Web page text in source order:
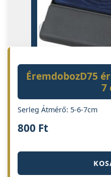
ÉremdobozD75
7
Serleg Átmérő: 5-6-7cm
800 Ft